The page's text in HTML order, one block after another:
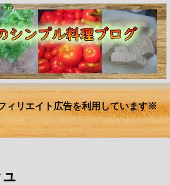
ィリエイト広告を利用しています※